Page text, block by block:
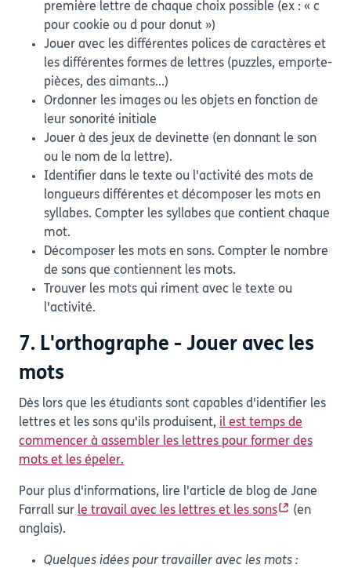
première lettre de chaque choix possible (ex : « c
pour cookie ou d pour donut »)
Jouer avec les différentes polices de caractères et
les différentes formes de lettres (puzzles, emporte-
pièces, des aimants...)
Ordonner les images ou les objets en fonction de
leur sonorité initiale
Jouer à des jeux de devinette (en donnant le son
ou le nom de la lettre).
Identifier dans le texte ou l'activité des mots de
longueurs différentes et décomposer les mots en
syllabes. Compter les syllabes que contient chaque
mot.
Décomposer les mots en sons. Compter le nombre
de sons que contiennent les mots.
Trouver les mots qui riment avec le texte ou
l'activité.
7. L'orthographe - Jouer avec les
mots
Dès lors que les étudiants sont capables d'identifier les
lettres et les sons qu'ils produisent, il est temps de
commencer à assembler les lettres pour former des
mots et les épeler.
Pour plus d'informations, lire l'article de blog de Jane
Farrall sur le travail avec les lettres et les sons
(en
anglais).
Quelques idées pour travailler avec les mots :